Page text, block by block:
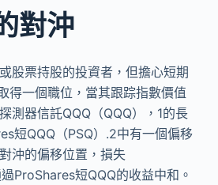
對沖
股票持股的投資者，但擔心短期
得一個職位，當其跟踪指數價值
測器信託QQQ（QQQ），1的長
短QQQ（PSQ）.2中有一個偏移
沖的偏移位置，損失
ProShares短QQQ的收益中和。